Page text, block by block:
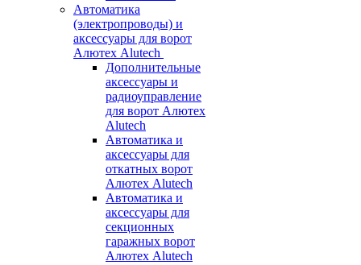
Автоматика
(электропроводы) и
аксессуары для ворот
Алютех Alutech
Дополнительные
аксессуары и
радиоуправление
для ворот Алютех
Alutech
Автоматика и
аксессуары для
откатных ворот
Алютех Alutech
Автоматика и
аксессуары для
секционных
гаражных ворот
Алютех Alutech